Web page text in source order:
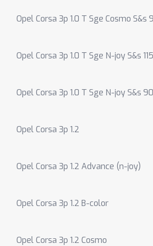
Opel Corsa 3p 1.0 T Sge Cosmo S&s
Opel Corsa 3p 1.0 T Sge N-joy S&s
Opel Corsa 3p 1.0 T Sge N-joy S&s
Opel Corsa 3p 1.2
Opel Corsa 3p 1.2 Advance (n-joy)
Opel Corsa 3p 1.2 B-color
Opel Corsa 3p 1.2 Cosmo